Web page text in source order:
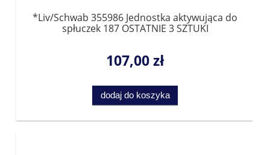
*Liv/Schwab 355986 Jednostka aktywująca do
spłuczek 187 OSTATNIE 3 SZTUKI
107,00 zł
dodaj do koszyka